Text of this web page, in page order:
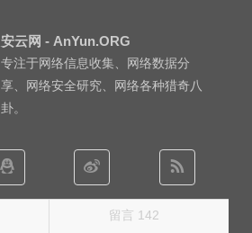
安云网 - AnYun.ORG
专注于网络信息收集、网络数据分
享、网络安全研究、网络各种猎奇八
卦。
留言 142